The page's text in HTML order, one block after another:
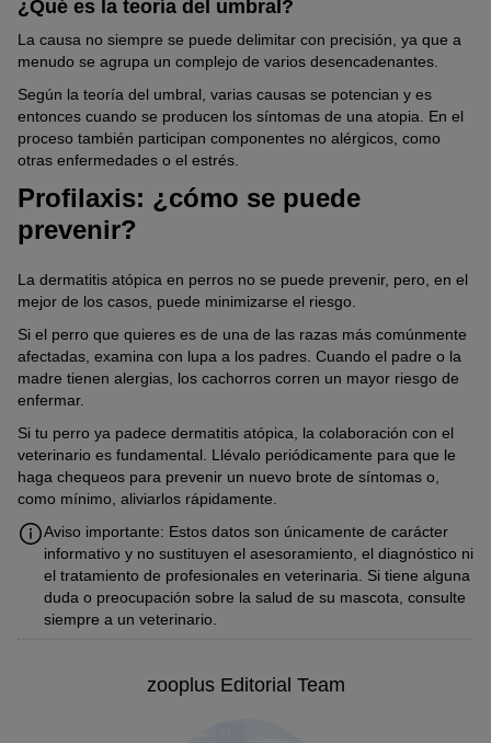
¿Qué es la teoría del umbral?
La causa no siempre se puede delimitar con precisión, ya que a
menudo se agrupa un complejo de varios desencadenantes.
Según la teoría del umbral, varias causas se potencian y es
entonces cuando se producen los síntomas de una atopia. En el
proceso también participan componentes no alérgicos, como
otras enfermedades o el estrés.
Profilaxis: ¿cómo se puede
prevenir?
La dermatitis atópica en perros no se puede prevenir, pero, en el
mejor de los casos, puede minimizarse el riesgo.
Si el perro que quieres es de una de las razas más comúnmente
afectadas, examina con lupa a los padres. Cuando el padre o la
madre tienen alergias, los cachorros corren un mayor riesgo de
enfermar.
Si tu perro ya padece dermatitis atópica, la colaboración con el
veterinario es fundamental. Llévalo periódicamente para que le
haga chequeos para prevenir un nuevo brote de síntomas o,
como mínimo, aliviarlos rápidamente.
Aviso importante: Estos datos son únicamente de carácter
informativo y no sustituyen el asesoramiento, el diagnóstico ni
el tratamiento de profesionales en veterinaria. Si tiene alguna
duda o preocupación sobre la salud de su mascota, consulte
siempre a un veterinario.
zooplus Editorial Team